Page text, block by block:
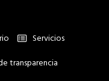
Servicios
transparencia